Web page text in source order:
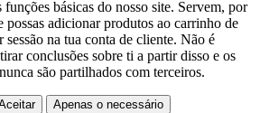
funções básicas do nosso site. Servem, por
possas adicionar produtos ao carrinho de
na tua conta de cliente. Não é
conclusões sobre ti a partir disso e os
são partilhados com terceiros.
Apenas o necessário